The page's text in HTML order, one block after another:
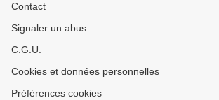
Contact
Signaler un abus
C.G.U.
Cookies et données personnelles
Préférences cookies